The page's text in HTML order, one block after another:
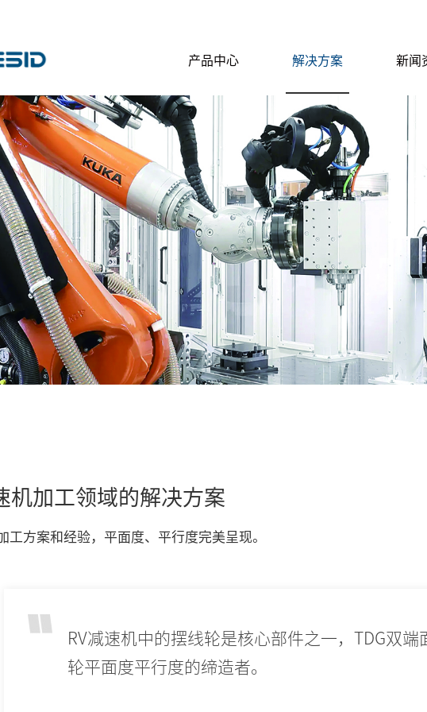
产品中心 解决方案 新闻
机加工领域的解决方案
工方案和经验，平面度、平行度完美呈现。
RV减速机中的摆线轮是核心部件之一，TDG双
轮平面度平行度的缔造者。